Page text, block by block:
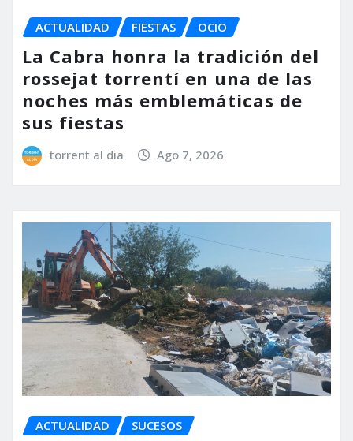
ACTUALIDAD FIESTAS OCIO
La Cabra honra la tradición del
rossejat torrentí en una de las
noches más emblemáticas de
sus fiestas
torrent al dia Ago 7, 2026
ACTUALIDAD SUCESOS